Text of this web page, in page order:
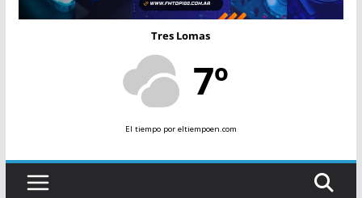
Tres Lomas
7º
El tiempopor eltiempoen.com